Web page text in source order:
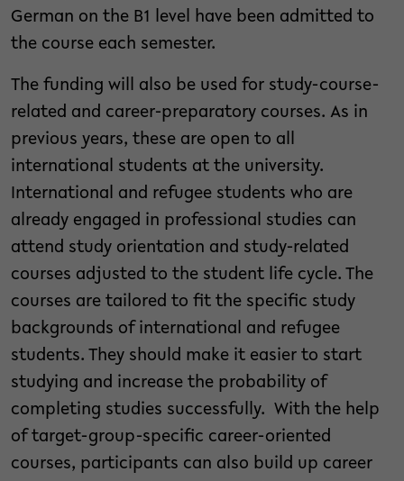
German on the B1 level have been admitted to
the course each semester.
The funding will also be used for study-course-
related and career-preparatory courses. As in
previous years, these are open to all
international students at the university.
International and refugee students who are
already engaged in professional studies can
attend study orientation and study-related
courses adjusted to the student life cycle. The
courses are tailored to fit the specific study
backgrounds of international and refugee
students. They should make it easier to start
studying and increase the probability of
completing studies successfully. With the help
of target-group-specific career-oriented
courses, participants can also build up career